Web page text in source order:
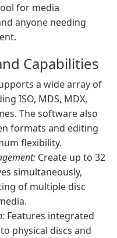
for media
anyone needing
Capabilities
a wide array of
ISO, MDS, MDX,
The software also
formats and editing
flexibility.
Create up to 32
simultaneously,
of multiple disc
Features integrated
physical discs and